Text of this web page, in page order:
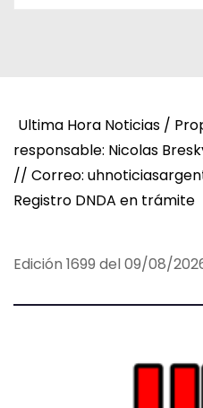
Ultima Hora Noticias /
responsable: Nicolas
// Correo:
Registro DNDA en trámite
Edición 1699 del 09/08/